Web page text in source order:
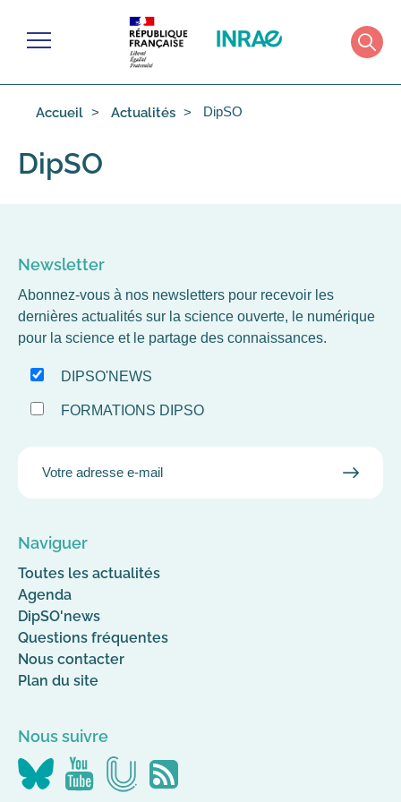
Menu
Accueil Actualités DipSO
DipSO
Newsletter
Abonnez-vous à nos newsletters pour recevoir les
dernières actualités sur la science ouverte, le numérique
pour la science et le partage des connaissances.
DIPSO'NEWS
FORMATIONS DIPSO
Naviguer
Toutes les actualités
Agenda
DipSO'news
Questions fréquentes
Nous contacter
Plan du site
Nous suivre
Nous
suivre
Nous
suivre
Nous
suivre
Flus
RSS
Cookies management panel